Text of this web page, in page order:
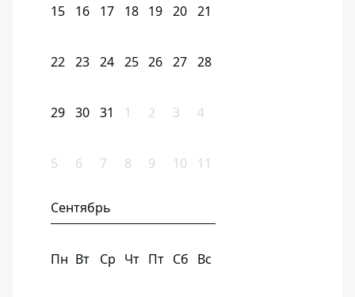
15 16 17 18 19 20 21
22 23 24 25 26 27 28
29 30 31 1 2 3 4
5 6 7 8 9 10 11
Сентябрь
Пн Вт Ср Чт Пт Сб Вс